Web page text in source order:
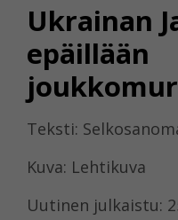
Ukrainan
epäillään
Teksti:
Kuva: Lehtikuva
Uutinen julkaistu: